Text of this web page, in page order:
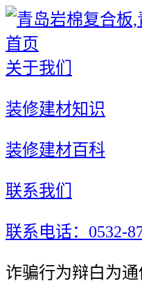
首页
关于我们
装修建材知识
装修建材百科
联系我们
联系电话：0532-
诈骗行为辩白为